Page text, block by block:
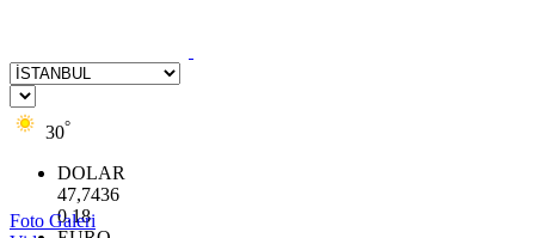
30°
DOLAR
47,7436
0.18
Foto Galeri